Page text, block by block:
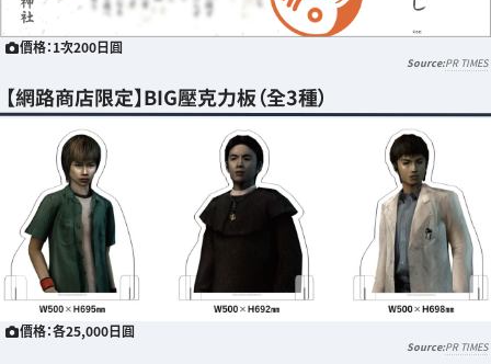
價格：1次200日圓
PR TIMES
【網路商店限定】BIG壓克力板（全3種）
價格：各25,000日圓
PR TIMES